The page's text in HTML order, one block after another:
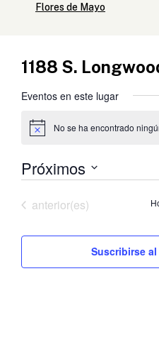
Flores de Mayo
1188 S.
Eventos en este lugar
Aviso No se ha encontrado
Próximos
fecha.
Eventos
anterior(es)
Suscribirse